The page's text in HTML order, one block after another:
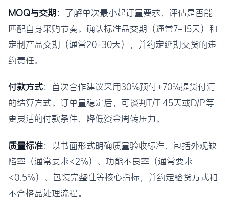
MOQ与交期：了解单次最小起订量要求，评估是否能
匹配自身采购节奏。确认标准品交期（通常7-15天）和
定制产品交期（通常20-30天），并约定延期交货的违
约责任。
付款方式：首次合作建议采用30%预付+70%提货付清
的结算方式。订单量稳定后，可谈判T/T 45天或D/P等
更灵活的付款条件，降低资金周转压力。
质量标准：以书面形式明确质量验收标准，包括外观缺
陷率（通常要求<2%）、功能不良率（通常要求
<0.5%）、包装完整性等核心指标，并约定验货方式和
不合格品处理流程。